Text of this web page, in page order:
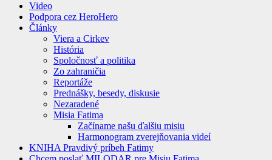
Video
Podpora cez HeroHero
Články
Viera a Cirkev
História
Spoločnosť a politika
Zo zahraničia
Reportáže
Prednášky, besedy, diskusie
Nezaradené
Misia Fatima
Začíname našu ďalšiu misiu
Harmonogram zverejňovania videí
KNIHA Pravdivý príbeh Fatimy